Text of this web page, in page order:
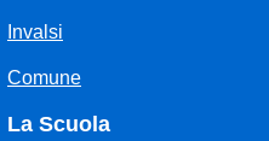
Invalsi
Comune
La Scuola